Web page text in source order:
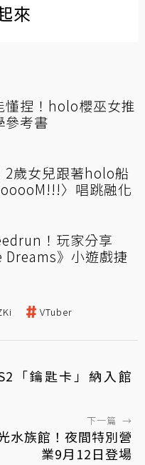
來
懂捏！holo櫻巫女推
參考書
2歲女兒跟著holo船
〉唱跳融化
！玩家分享
Dreams》小遊戲捷
VTuber
「鑰匙卡」納入館
下一篇 →
水族館！夜間特別營
業9月12日登場